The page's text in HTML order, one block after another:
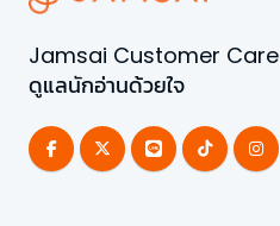
Jamsai Customer Care
ดูแลนักอ่านด้วยใจ